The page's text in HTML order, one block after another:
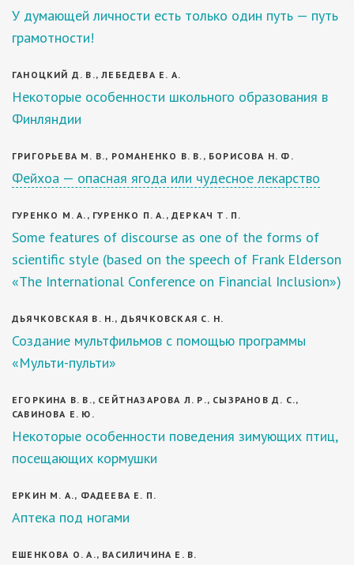
У думающей личности есть только один путь — путь
грамотности!
ГАНОЦКИЙ Д. В., ЛЕБЕДЕВА Е. А.
Некоторые особенности школьного образования в
Финляндии
ГРИГОРЬЕВА М. В., РОМАНЕНКО В. В., БОРИСОВА Н. Ф.
Фейхоа — опасная ягода или чудесное лекарство
ГУРЕНКО М. А., ГУРЕНКО П. А., ДЕРКАЧ Т. П.
Some features of discourse as one of the forms of
scientific style (based on the speech of Frank Elderson
«The International Conference on Financial Inclusion»)
ДЬЯЧКОВСКАЯ В. Н., ДЬЯЧКОВСКАЯ С. Н.
Создание мультфильмов с помощью программы
«Мульти-пульти»
ЕГОРКИНА В. В., СЕЙТНАЗАРОВА Л. Р., СЫЗРАНОВ Д. С.,
САВИНОВА Е. Ю.
Некоторые особенности поведения зимующих птиц,
посещающих кормушки
ЕРКИН М. А., ФАДЕЕВА Е. П.
Аптека под ногами
ЕШЕНКОВА О. А., ВАСИЛИЧИНА Е. В.